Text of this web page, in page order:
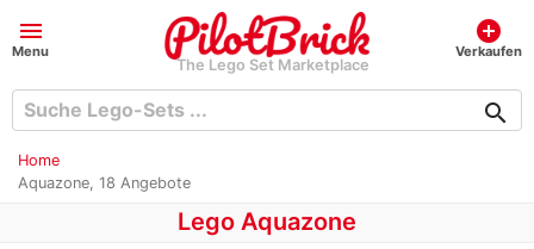
menu
Menu
The Lego Set Marketplace
add_circle
Verkaufen
search
Home
Aquazone, 18 Angebote
Lego Aquazone